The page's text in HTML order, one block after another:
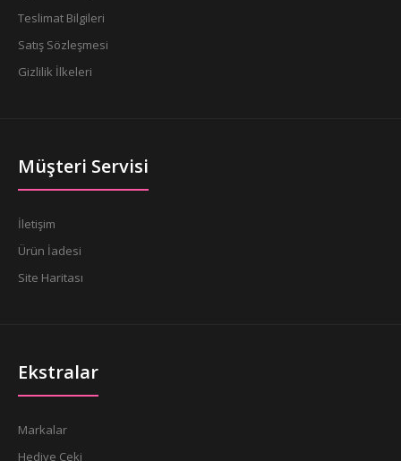
Teslimat Bilgileri
Satış Sözleşmesi
Gizlilik İlkeleri
Müşteri Servisi
İletişim
Ürün İadesi
Site Haritası
Ekstralar
Markalar
Hediye Çeki